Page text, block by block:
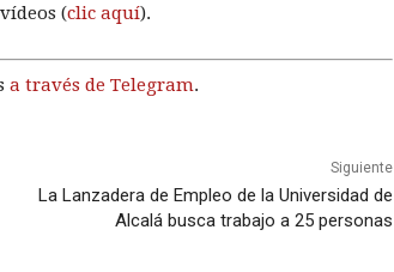
(clic aquí).
a través de Telegram.
Siguiente
La Lanzadera de Empleo de la Universidad de
Alcalá busca trabajo a 25 personas